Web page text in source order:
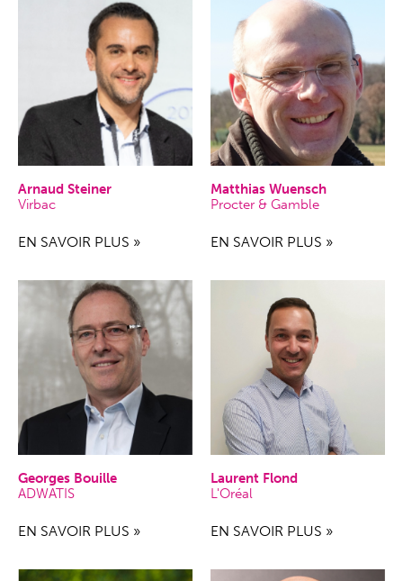
Arnaud Steiner
Virbac
EN SAVOIR PLUS »
Matthias Wuensch
Procter & Gamble
EN SAVOIR PLUS »
Georges Bouille
ADWATIS
EN SAVOIR PLUS »
Laurent Flond
L'Oréal
EN SAVOIR PLUS »